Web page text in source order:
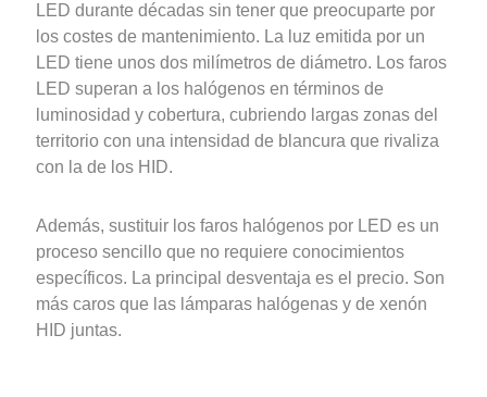
LED durante décadas sin tener que preocuparte por
los costes de mantenimiento. La luz emitida por un
LED tiene unos dos milímetros de diámetro. Los faros
LED superan a los halógenos en términos de
luminosidad y cobertura, cubriendo largas zonas del
territorio con una intensidad de blancura que rivaliza
con la de los HID.
Además, sustituir los faros halógenos por LED es un
proceso sencillo que no requiere conocimientos
específicos. La principal desventaja es el precio. Son
más caros que las lámparas halógenas y de xenón
HID juntas.